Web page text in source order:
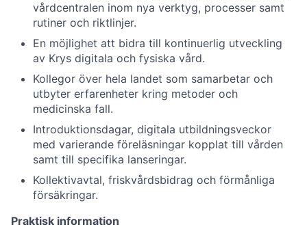
vårdcentralen inom nya verktyg, processer samt
rutiner och riktlinjer.
En möjlighet att bidra till kontinuerlig utveckling
av Krys digitala och fysiska vård.
Kollegor över hela landet som samarbetar och
utbyter erfarenheter kring metoder och
medicinska fall.
Introduktionsdagar, digitala utbildningsveckor
med varierande föreläsningar kopplat till vården
samt till specifika lanseringar.
Kollektivavtal, friskvårdsbidrag och förmånliga
försäkringar.
Praktisk information